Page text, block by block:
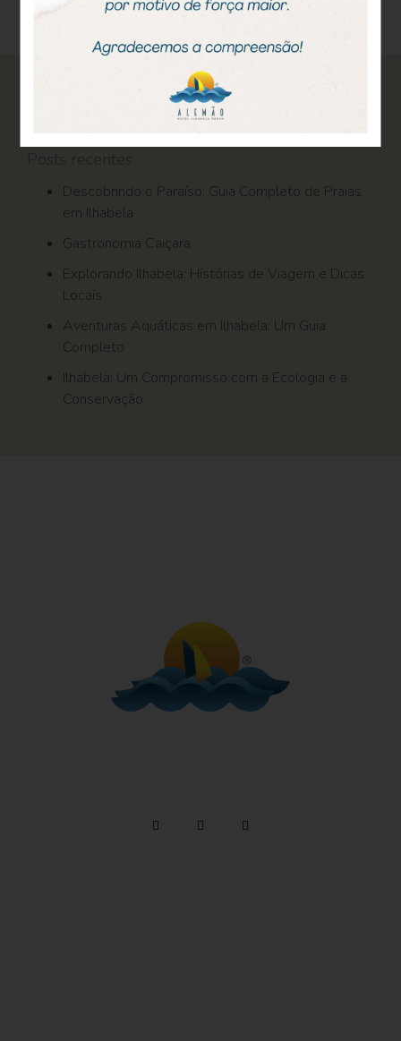
Descobrindo o Paraíso: Guia Completo de Praias
em Ilhabela
Gastronomia Caiçara
Explorando Ilhabela: Histórias de Viagem e Dicas
Locais
Aventuras Aquáticas em Ilhabela: Um Guia
Completo
Ilhabela: Um Compromisso com a Ecologia e a
Conservação